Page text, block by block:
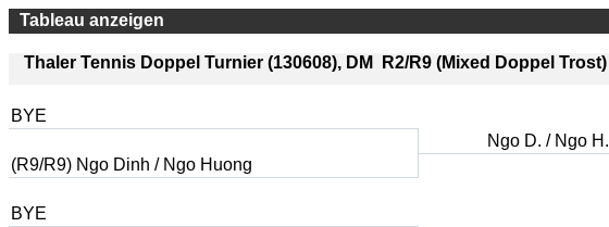
Tableau anzeigen
Thaler Tennis Doppel Turnier (130608), DM R2/R9 (Mixed Doppel Trost)
BYE
Ngo D. / Ngo H.
(R9/R9) Ngo Dinh / Ngo Huong
BYE